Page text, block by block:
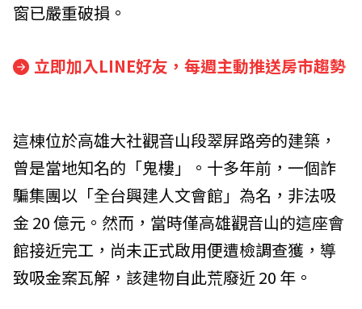
窗已嚴重破損。
立即加入LINE好友，每週主動推送房市趨勢
這棟位於高雄大社觀音山段翠屏路旁的建築，
曾是當地知名的「鬼樓」。十多年前，一個詐
騙集團以「全台興建人文會館」為名，非法吸
金 20 億元。然而，當時僅高雄觀音山的這座會
館接近完工，尚未正式啟用便遭檢調查獲，導
致吸金案瓦解，該建物自此荒廢近 20 年。